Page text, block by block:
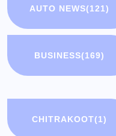
AUTO NEWS(121)
BUSINESS(169)
CHITRAKOOT(1)